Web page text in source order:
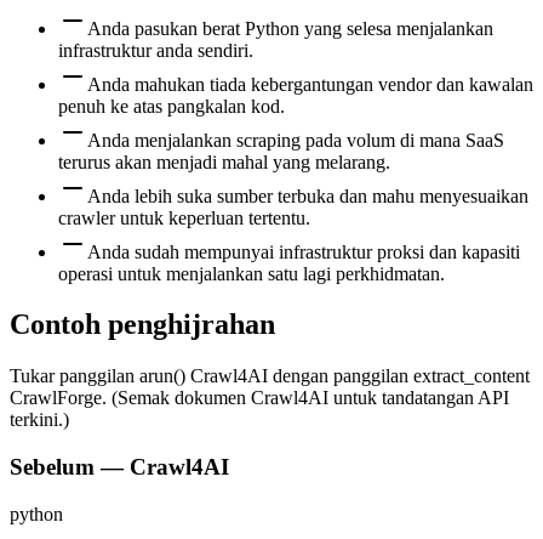
Anda pasukan berat Python yang selesa menjalankan
infrastruktur anda sendiri.
Anda mahukan tiada kebergantungan vendor dan kawalan
penuh ke atas pangkalan kod.
Anda menjalankan scraping pada volum di mana SaaS
terurus akan menjadi mahal yang melarang.
Anda lebih suka sumber terbuka dan mahu menyesuaikan
crawler untuk keperluan tertentu.
Anda sudah mempunyai infrastruktur proksi dan kapasiti
operasi untuk menjalankan satu lagi perkhidmatan.
Contoh penghijrahan
Tukar panggilan arun() Crawl4AI dengan panggilan extract_content
CrawlForge. (Semak dokumen Crawl4AI untuk tandatangan API
terkini.)
Sebelum — Crawl4AI
python